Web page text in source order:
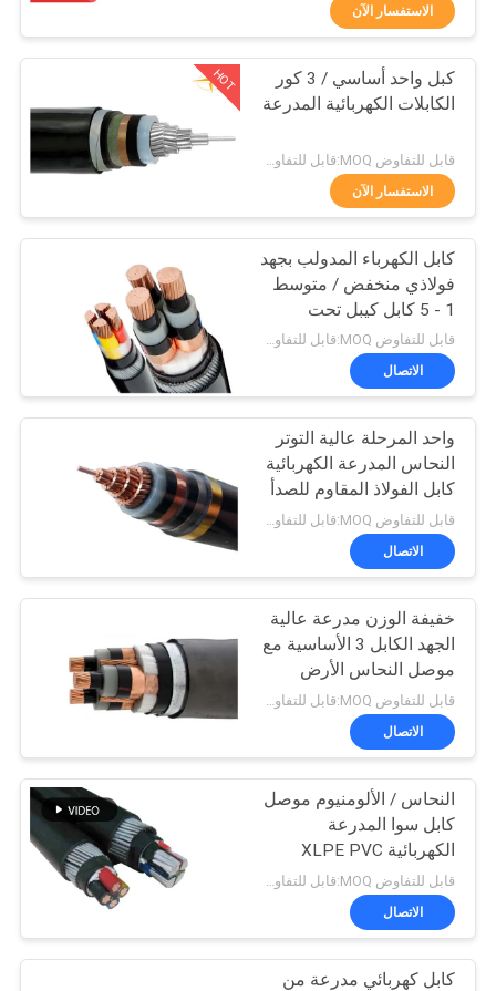
حول
بنا
المعمل
ضبط
الجودة
اتصل
بنا
أخبار
BLOG
طلب
اقتباس
NEWS
خريطة
الموقع
سياسة
الخصوصية
كابلات معزولة PVC
203
سلك الكابلات
الكهربائية
197
انخفاض الدخان صفر
كبل الهالوجين
140
بل مقاومة للحريق
108
الاستفسار الآن
HOT
كبل واحد أساسي / 3 كور
الكابلات الكهربائية المدرعة
الاستفسار الآن
كابل الكهرباء المدولب بجهد
فولاذي منخفض / متوسط ​​
1 - 5 كابل كيبل تحت
الأرض
قابل للتفاوض MOQ:قابل للتفاوض
الاتصال
واحد المرحلة عالية التوتر
النحاس المدرعة الكهربائية
كابل الفولاذ المقاوم للصدأ
الشريط
قابل للتفاوض MOQ:قابل للتفاوض
الاتصال
خفيفة الوزن مدرعة عالية
الجهد الكابل 3 الأساسية مع
موصل النحاس الأرض
عارية
الاتصال
النحاس / الألومنيوم موصل
كابل سوا المدرعة
الكهربائية XLPE PVC
العزل
الاتصال
كابل كهربائي مدرعة من